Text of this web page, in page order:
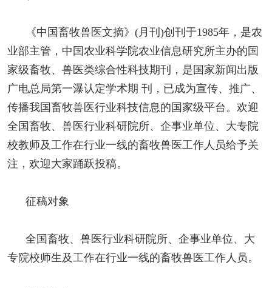
《中国畜牧兽医文摘》(月刊)创刊于1985年，是农
业部主管，中国农业科学院农业信息研究所主办的国
家级畜牧、兽医类综合性科技期刊，是国家新闻出版
广电总局第一瀑认定学术期 刊，已成为宣传、推广、
传播我国畜牧兽医行业科技信息的国家级平台。欢迎
全国畜牧、兽医行业科研院所、企事业单位、大专院
校教师及工作在行业一线的畜牧兽医工作人员给予关
注，欢迎大家踊跃投稿。
征稿对象
全国畜牧、兽医行业科研院所、企事业单位、大
专院校师生及工作在行业一线的畜牧兽医工作人员。